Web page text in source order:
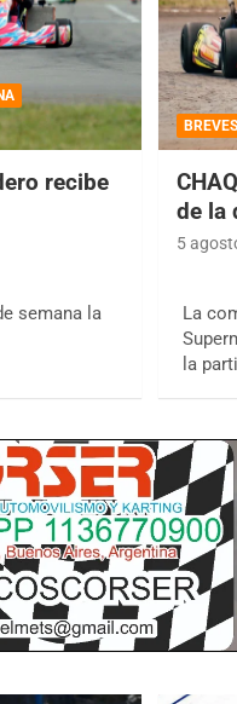
recibe
semana la
BREVES
de la
5
La
la